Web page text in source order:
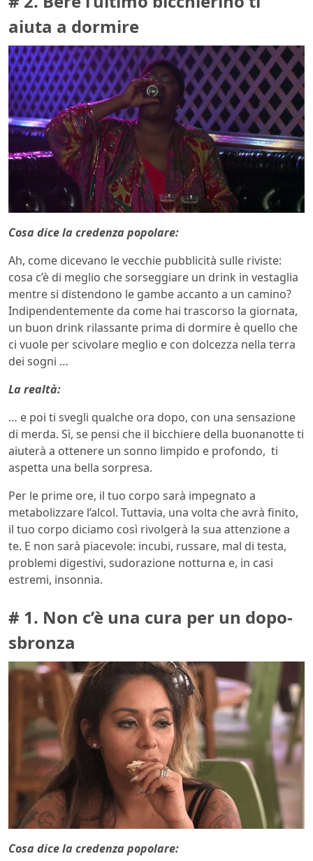
aiuta a dormire
Cosa dice la credenza popolare:
Ah, come dicevano le vecchie pubblicità sulle riviste:
cosa c’è di meglio che sorseggiare un drink in vestaglia
mentre si distendono le gambe accanto a un camino?
Indipendentemente da come hai trascorso la giornata,
un buon drink rilassante prima di dormire è quello che
ci vuole per scivolare meglio e con dolcezza nella terra
dei sogni …
La realtà:
… e poi ti svegli qualche ora dopo, con una sensazione
di merda. Sì, se pensi che il bicchiere della buonanotte ti
aiuterà a ottenere un sonno limpido e profondo, ti
aspetta una bella sorpresa.
Per le prime ore, il tuo corpo sarà impegnato a
metabolizzare l’alcol. Tuttavia, una volta che avrà finito,
il tuo corpo diciamo così rivolgerà la sua attenzione a
te. E non sarà piacevole: incubi, russare, mal di testa,
problemi digestivi, sudorazione notturna e, in casi
estremi, insonnia.
# 1. Non c’è una cura per un dopo-
sbronza
Cosa dice la credenza popolare: